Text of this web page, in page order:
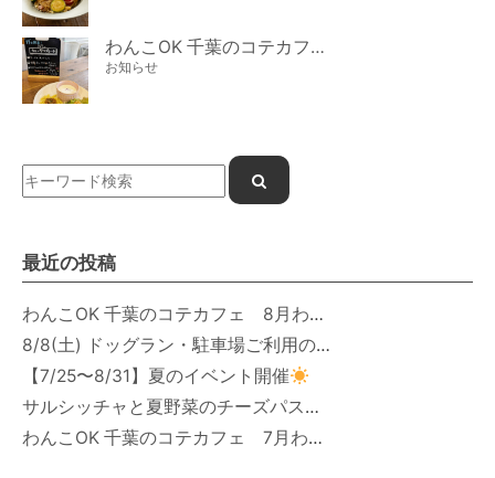
わんこOK 千葉のコテカフェ 7月わんこの日 白身魚とカラフルやさいのオムレツ
お知らせ
最近の投稿
わんこOK 千葉のコテカフェ 8月わんこの日 オートミールdeローストビーフライス
8/8(土) ドッグラン・駐車場ご利用のお知らせ
【7/25〜8/31】夏のイベント開催
サルシッチャと夏野菜のチーズパスタ期間限定新メニュー登場！
わんこOK 千葉のコテカフェ 7月わんこの日 白身魚とカラフルやさいのオムレツ